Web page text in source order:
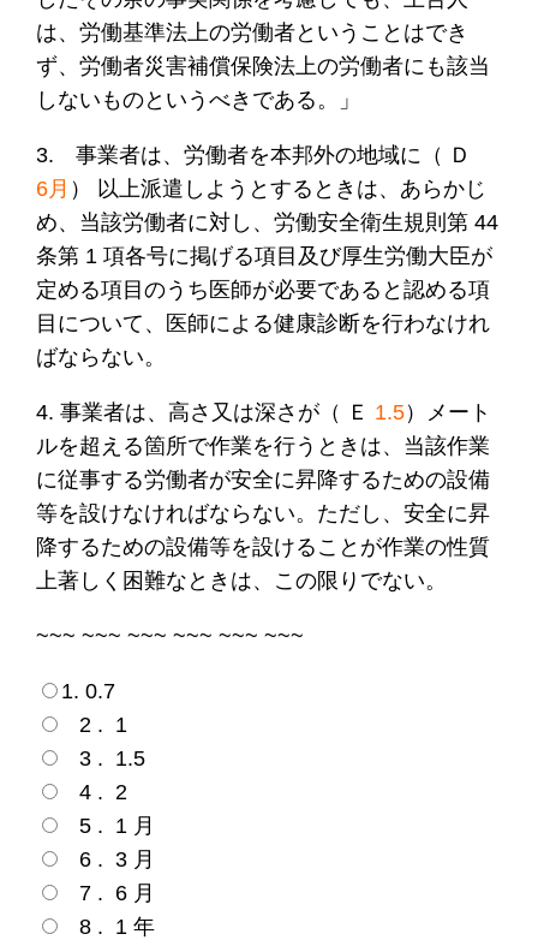
は、労働基準法上の労働者ということはでき
ず、労働者災害補償保険法上の労働者にも該当
しないものというべきである。」
3. 事業者は、労働者を本邦外の地域に（ Ｄ
6月 ） 以上派遣しようとするときは、あらかじ
め、当該労働者に対し、労働安全衛生規則第 44
条第 1 項各号に掲げる項目及び厚生労働大臣が
定める項目のうち医師が必要であると認める項
目について、医師による健康診断を行わなけれ
ばならない。
4. 事業者は、高さ又は深さが（ Ｅ 1.5）メート
ルを超える箇所で作業を行うときは、当該作業
に従事する労働者が安全に昇降するための設備
等を設けなければならない。ただし、安全に昇
降するための設備等を設けることが作業の性質
上著しく困難なときは、この限りでない。
~~~ ~~~ ~~~ ~~~ ~~~ ~~~
1. 0.7
2 . 1
3 . 1.5
4 . 2
5 . 1 月
6 . 3 月
7 . 6 月
8 . 1 年